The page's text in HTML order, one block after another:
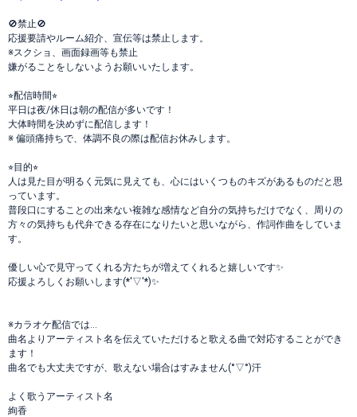
🚫禁止🚫
応援要請やルーム紹介、宣伝等は禁止します。
※スクショ、画面録画等も禁止
嫌がることをしないようお願いいたします。
⭐︎配信時間⭐︎
平日は夜/休日は朝の配信が多いです！
大体時間を決めずに配信します！
※ 偏頭痛持ちで、体調不良の際は配信お休みします。
⭐︎目的⭐︎
人は見た目が明るく元気に見えても、心にはいくつものキズがあるものだと思
っています。
普段口にすることの出来ない複雑な感情など自分の気持ちだけでなく、周りの
方々の気持ちも代弁できる存在になりたいと思いながら、作詞作曲をしていま
す。
優しい心で見守ってくれる方たちが増えてくれると嬉しいです✨
応援よろしくお願いします(*'▽'*)✨
※カラオケ配信では…
曲名よりアーティスト名を伝えていただけると歌える曲で対応することができ
ます！
曲名でも大丈夫ですが、歌えない場合はすみません(°▽°)汗
よく歌うアーティスト名
絢香